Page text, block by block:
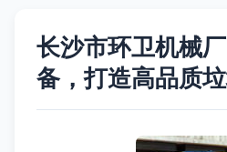
长沙市环卫机械
备，打造高品质